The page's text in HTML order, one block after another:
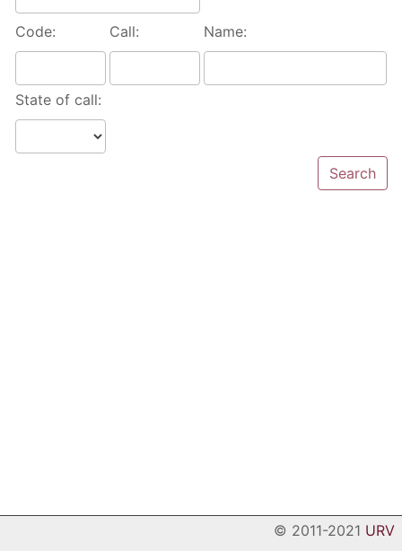
Code: Call: Name:
State of call:
© 2011-2021 URV